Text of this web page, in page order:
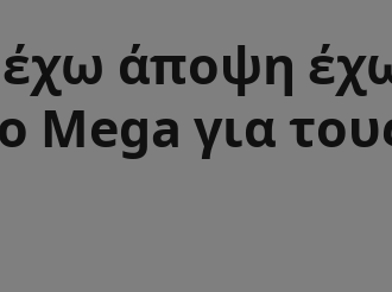
άποψη
Mega για